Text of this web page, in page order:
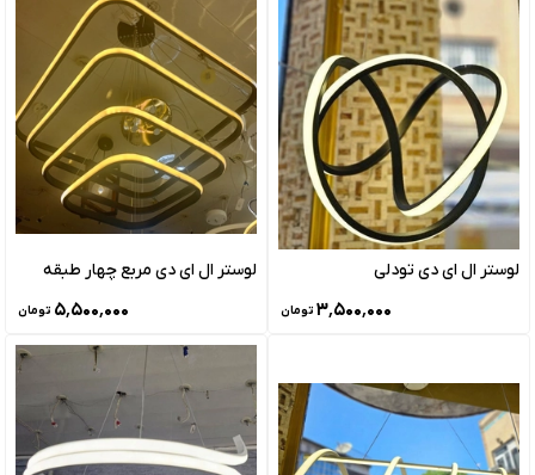
لوستر ال ای دی تودلی
۳٬۵۰۰٬۰۰۰ تومان
لوستر ال ای دی مربع چهار طبقه
۵٬۵۰۰٬۰۰۰ تومان